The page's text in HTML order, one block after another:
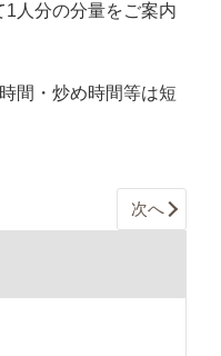
1人分の分量をご案内
間・炒め時間等は短
次へ